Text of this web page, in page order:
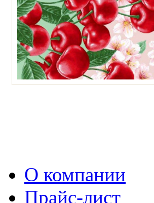
О компании
Прайс-лист